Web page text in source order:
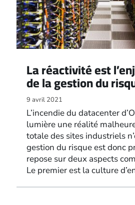
La réactivité est
de la gestion du
9 avril 2021
L’incendie du datacenter
lumière une réalité
totale des sites industriels
gestion du risque est donc
repose sur deux aspects
Le premier est la culture